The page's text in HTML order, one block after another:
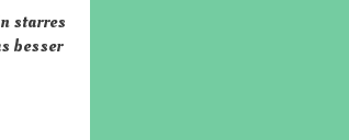
starres
besser